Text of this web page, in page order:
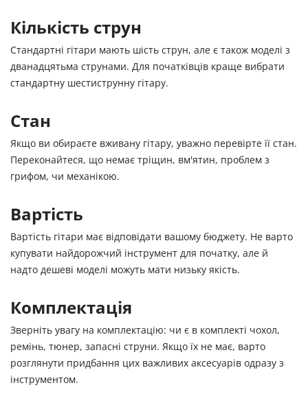
Кількість струн
Стандартні гітари мають шість струн, але є також моделі з
дванадцятьма струнами. Для початківців краще вибрати
стандартну шестиструнну гітару.
Стан
Якщо ви обираєте вживану гітару, уважно перевірте її стан.
Переконайтеся, що немає тріщин, вм'ятин, проблем з
грифом, чи механікою.
Вартість
Вартість гітари має відповідати вашому бюджету. Не варто
купувати найдорожчий інструмент для початку, але й
надто дешеві моделі можуть мати низьку якість.
Комплектація
Зверніть увагу на комплектацію: чи є в комплекті чохол,
ремінь, тюнер, запасні струни. Якщо їх не має, варто
розглянути придбання цих важливих аксесуарів одразу з
інструментом.